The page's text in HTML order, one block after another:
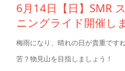
6月14日【日】SMR
ニングライド開催し
梅雨になり、晴れの日が貴重です
苦？物見山を目指しましょう！